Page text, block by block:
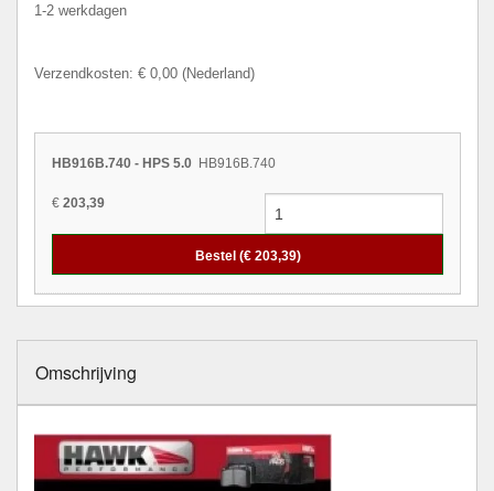
1-2 werkdagen
Verzendkosten: € 0,00 (Nederland)
HB916B.740 - HPS 5.0 HB916B.740
€ 203,39
Bestel (€ 203,39)
Omschrijving